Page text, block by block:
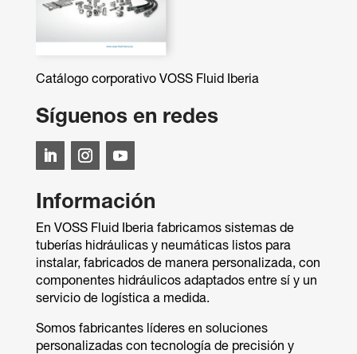
Catálogo corporativo VOSS Fluid Iberia
Síguenos en redes
Información
En VOSS Fluid Iberia fabricamos sistemas de
tuberías hidráulicas y neumáticas listos para
instalar, fabricados de manera personalizada, con
componentes hidráulicos adaptados entre sí y un
servicio de logística a medida.
Somos fabricantes líderes en soluciones
personalizadas con tecnología de precisión y